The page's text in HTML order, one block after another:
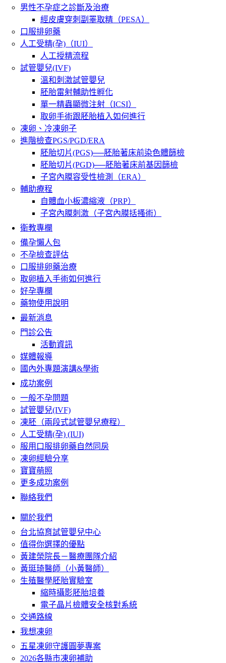
男性不孕症之診斷及治療
經皮膚穿刺副睪取精（PESA）
口服排卵藥
人工受精(孕)（IUI）
人工授精流程
試管嬰兒(IVF)
溫和刺激試管嬰兒
胚胎雷射輔助性孵化
單一精蟲顯微注射（ICSI）
取卵手術跟胚胎植入如何進行
凍卵、冷凍卵子
進階檢查PGS/PGD/ERA
胚胎切片(PGS)──胚胎著床前染色體篩檢
胚胎切片(PGD)──胚胎著床前基因篩檢
子宮內膜容受性檢測（ERA）
輔助療程
自體血小板濃縮液（PRP）
子宮內膜刺激（子宮內膜括搔術）
衛教專欄
備孕懶人包
不孕檢查評估
口服排卵藥治療
取卵植入手術如何進行
好孕專欄
藥物使用說明
最新消息
門診公告
活動資訊
媒體報導
國內外專題演講&學術
成功案例
一般不孕問題
試管嬰兒(IVF)
凍胚（兩段式試管嬰兒療程）
人工受精(孕) (IUI)
服用口服排卵藥自然同房
凍卵經驗分享
寶寶萌照
更多成功案例
聯絡我們
關於我們
台北協育試管嬰兒中心
值得你選擇的優點
黃建榮院長－醫療團隊介紹
黃珽琦醫師（小黃醫師）
生殖醫學胚胎實驗室
縮時攝影胚胎培養
電子晶片檢體安全核對系統
交通路線
我想凍卵
五星凍卵守護圓夢專案
2026各縣市凍卵補助